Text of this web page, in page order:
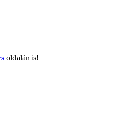
oldalán is!